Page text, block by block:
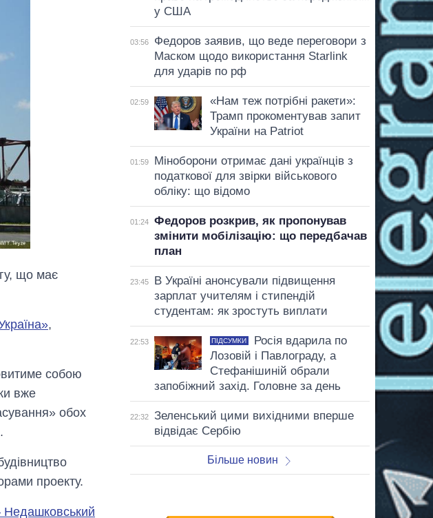
що має
,
собою
вже
обох
проекту.
Недашковський
у США
03:56
Федоров заявив, що веде переговори з
Маском щодо використання Starlink
для ударів по рф
02:59
«Нам теж потрібні ракети»:
Трамп прокоментував запит
України на Patriot
01:59
Міноборони отримає дані українців з
податкової для звірки військового
обліку: що відомо
01:24
Федоров розкрив, як пропонував
змінити мобілізацію: що передбачав
план
23:45
В Україні анонсували підвищення
зарплат учителям і стипендій
студентам: як зростуть виплати
22:53 ПІДСУМКИ
Росія вдарила по
Лозовій і Павлограду, а
Стефанішиній обрали
запобіжний захід. Головне за день
22:32
Зеленський цими вихідними вперше
відвідає Сербію
Більше новин